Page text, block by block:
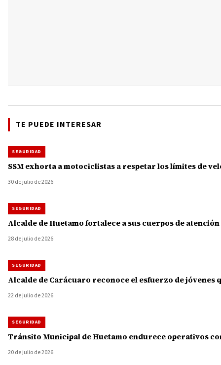
TE PUEDE INTERESAR
SEGURIDAD
SSM exhorta a motociclistas a respetar los límites de
30 de julio de 2026
SEGURIDAD
Alcalde de Huetamo fortalece a sus cuerpos de
28 de julio de 2026
SEGURIDAD
Alcalde de Carácuaro reconoce el esfuerzo de
22 de julio de 2026
SEGURIDAD
Tránsito Municipal de Huetamo endurece operativos
20 de julio de 2026